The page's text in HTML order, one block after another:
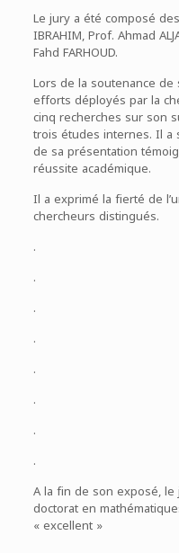
Le jury a été composé
IBRAHIM, Prof. Ahmad
Fahd FARHOUD.
Lors de la soutenance
efforts déployés par la
cinq recherches sur son
trois études internes. Il a
de sa présentation
réussite académique.
Il a exprimé la fierté de
chercheurs distingués.
.
.
.
.
.
.
.
.
A la fin de son exposé,
doctorat en
« excellent »